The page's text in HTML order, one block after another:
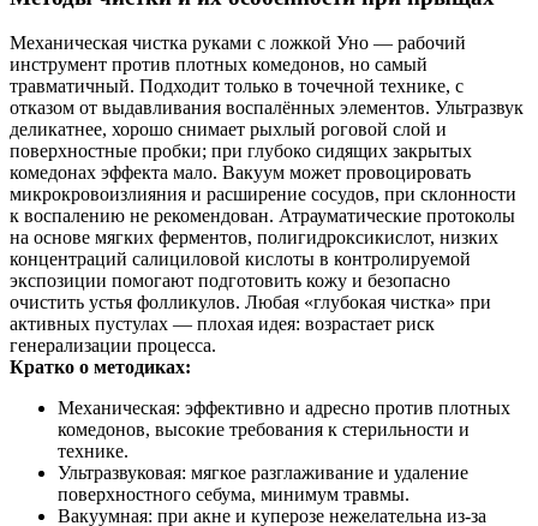
Механическая чистка руками с ложкой Уно — рабочий
инструмент против плотных комедонов, но самый
травматичный. Подходит только в точечной технике, с
отказом от выдавливания воспалённых элементов. Ультразвук
деликатнее, хорошо снимает рыхлый роговой слой и
поверхностные пробки; при глубоко сидящих закрытых
комедонах эффекта мало. Вакуум может провоцировать
микрокровоизлияния и расширение сосудов, при склонности
к воспалению не рекомендован. Атрауматические протоколы
на основе мягких ферментов, полигидроксикислот, низких
концентраций салициловой кислоты в контролируемой
экспозиции помогают подготовить кожу и безопасно
очистить устья фолликулов. Любая «глубокая чистка» при
активных пустулах — плохая идея: возрастает риск
генерализации процесса.
Кратко о методиках:
Механическая: эффективно и адресно против плотных
комедонов, высокие требования к стерильности и
технике.
Ультразвуковая: мягкое разглаживание и удаление
поверхностного себума, минимум травмы.
Вакуумная: при акне и куперозе нежелательна из‑за